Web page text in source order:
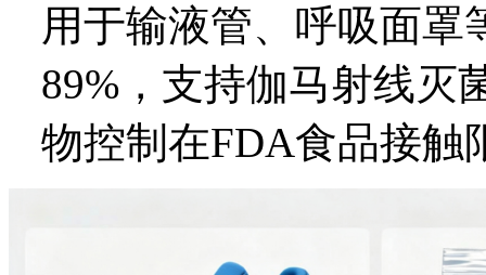
用于输液管、呼吸面罩
89%，支持伽马射线灭
物控制在FDA食品接触